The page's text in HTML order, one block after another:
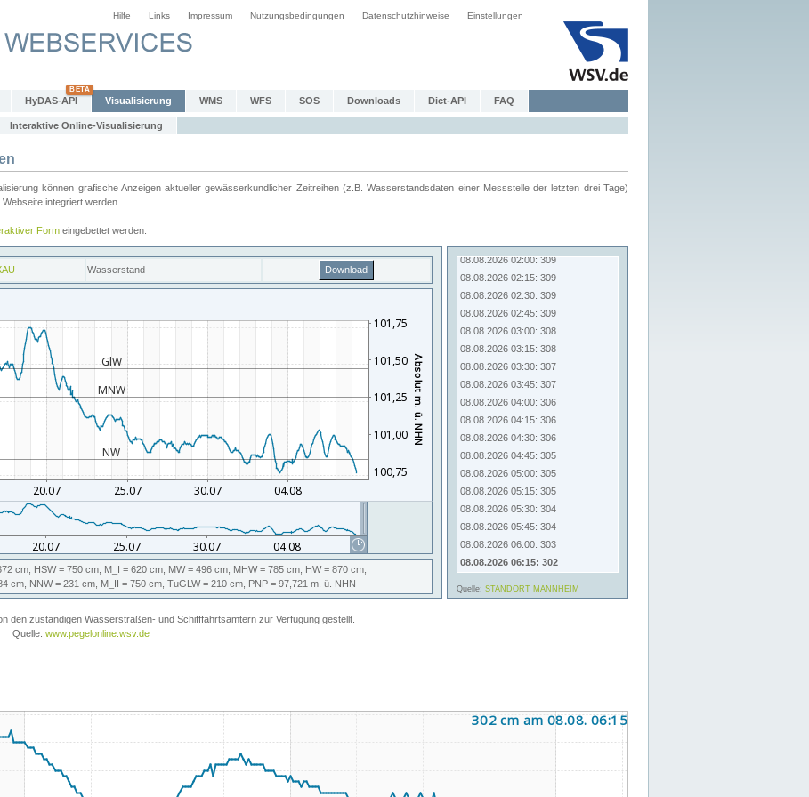
Hilfe Links Impressum Nutzungsbedingungen Datenschutzhinweise Einstellungen
HyDAS-API Visualisierung WMS WFS SOS Downloads Dict-API FAQ
Interaktive Online-Visualisierung
können grafische Anzeigen aktueller gewässerkundlicher Zeitreihen (z.B. Wasserstandsdaten einer Messstelle der letzten drei Tage)
integriert werden.
Form eingebettet werden: